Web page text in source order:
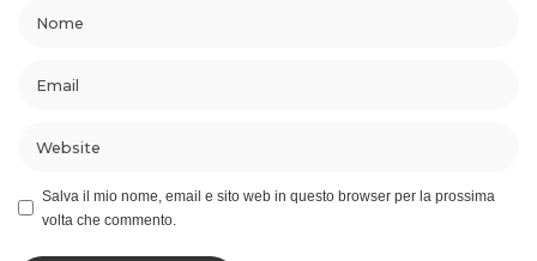
Salva il mio nome, email e sito web in questo browser per la prossima
volta che commento.